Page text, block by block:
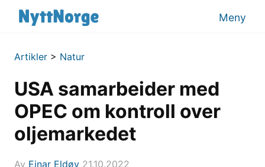
Meny
Artikler > Natur
USA samarbeider med
OPEC om kontroll over
oljemarkedet
Av Einar Eldøy 21.10.2022